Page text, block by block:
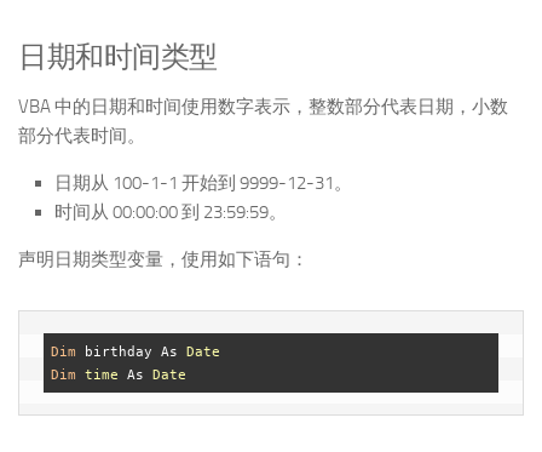
日期和时间类型
VBA 中的日期和时间使用数字表示，整数部分代表日期，小数
部分代表时间。
日期从 100-1-1 开始到 9999-12-31。
时间从 00:00:00 到 23:59:59。
声明日期类型变量，使用如下语句：
Dim birthday As Date
Dim time As Date